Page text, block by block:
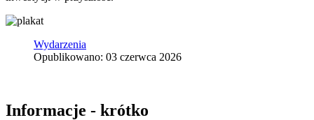
Wydarzenia
Opublikowano: 03 czerwca 2026
Informacje - krótko